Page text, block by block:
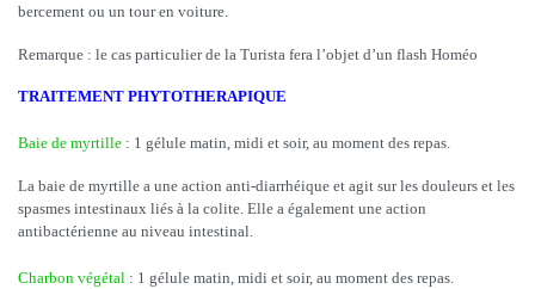
bercement ou un tour en voiture.
Remarque : le cas particulier de la Turista fera l’objet d’un flash Homéo
TRAITEMENT PHYTOTHERAPIQUE
Baie de myrtille : 1 gélule matin, midi et soir, au moment des repas.
La baie de myrtille a une action anti-diarrhéique et agit sur les douleurs et les
spasmes intestinaux liés à la colite. Elle a également une action
antibactérienne au niveau intestinal.
Charbon végétal : 1 gélule matin, midi et soir, au moment des repas.